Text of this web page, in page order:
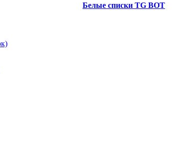
Белые списки TG BOT